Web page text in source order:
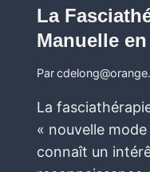
La
Manuelle
Par
La
« nouvelle
connaît un